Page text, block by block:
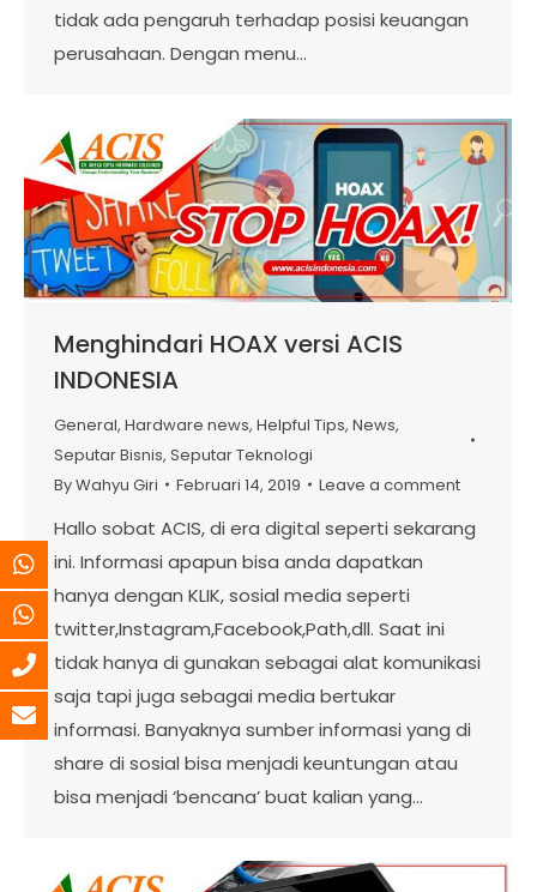
tidak ada pengaruh terhadap posisi keuangan
perusahaan. Dengan menu…
Menghindari HOAX versi ACIS
INDONESIA
General, Hardware news, Helpful Tips, News,
Seputar Bisnis, Seputar Teknologi
ByWahyu Giri Februari 14, 2019 Leave a comment
Hallo sobat ACIS, di era digital seperti sekarang
ini. Informasi apapun bisa anda dapatkan
hanya dengan KLIK, sosial media seperti
twitter,Instagram,Facebook,Path,dll. Saat ini
tidak hanya di gunakan sebagai alat komunikasi
saja tapi juga sebagai media bertukar
informasi. Banyaknya sumber informasi yang di
share di sosial bisa menjadi keuntungan atau
bisa menjadi ‘bencana’ buat kalian yang…